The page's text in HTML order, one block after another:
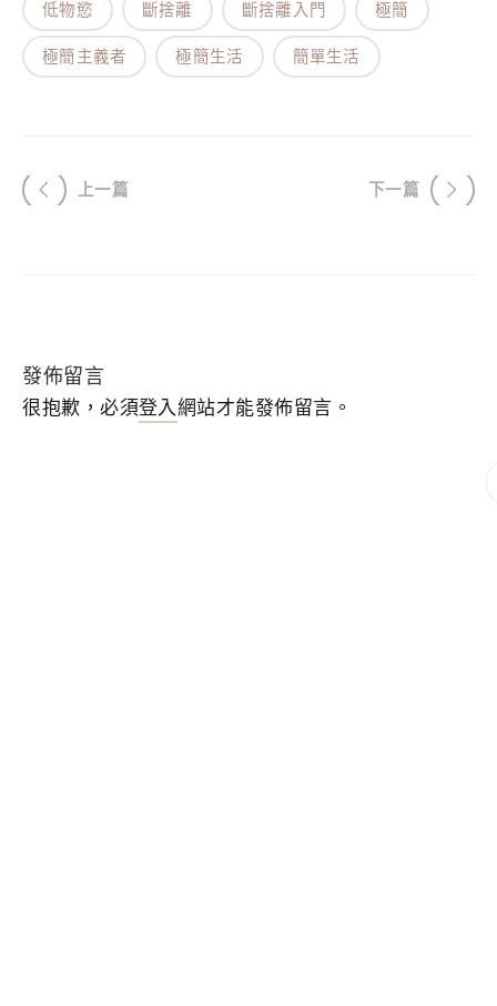
留下真正會用到的調味與器具，專注把有限的食材
用到最後。決定吃什麼不再是一場拉鋸戰，而是一
個已被預先照顧好的選擇。
低物慾 斷捨離 斷捨離入門 極簡
極簡主義者 極簡生活 簡單生活
上一篇 下一篇
發佈留言
很抱歉，必須登入網站才能發佈留言。